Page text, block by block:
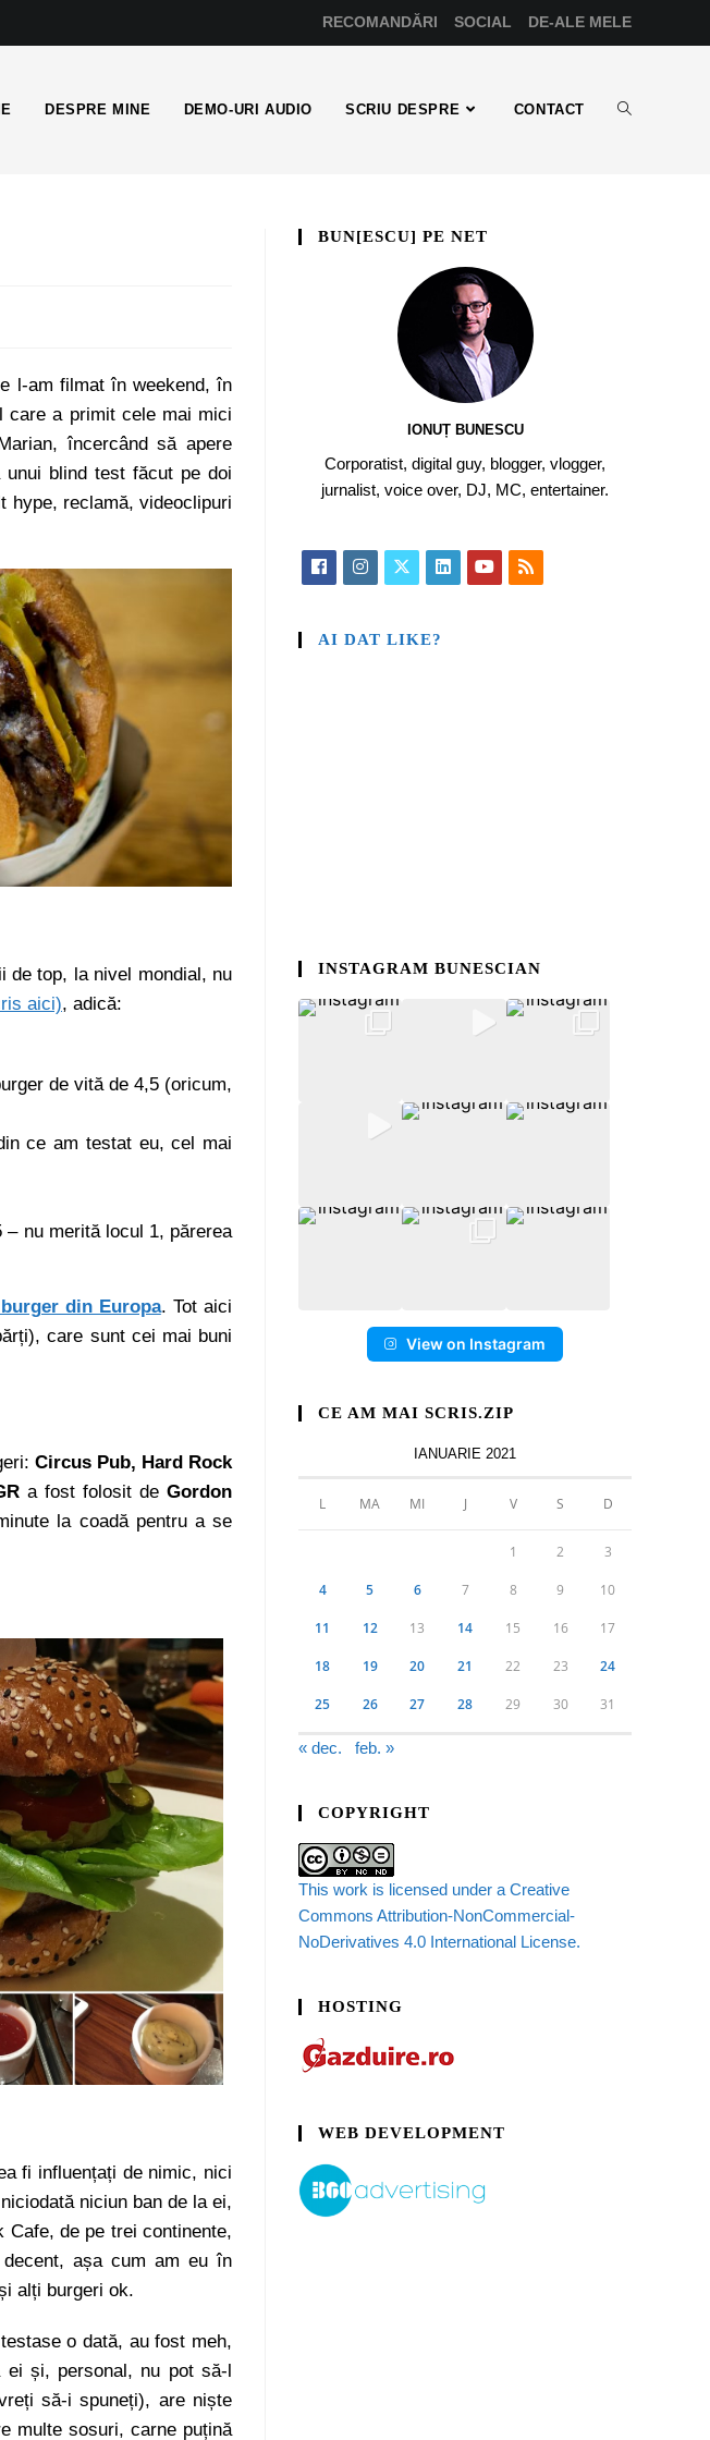
RECOMANDĂRI SOCIAL DE-ALE MELE
DESPRE MINE DEMO-URI AUDIO SCRIU DESPRE CONTACT
l-am filmat în weekend, în
care a primit cele mai mici
încercând să apere
unui blind test făcut pe doi
hype, reclamă, videoclipuri
de top, la nivel mondial, nu
aici), adică:
de vită de 4,5 (oricum,
ce am testat eu, cel mai
nu merită locul 1, părerea
din Europa. Tot aici
care sunt cei mai buni
Circus Pub, Hard Rock
a fost folosit deGordon
la coadă pentru a se
fi influențați de nimic, nici
niciun ban de la ei,
de pe trei continente,
așa cum am eu în
alți burgeri ok.
o dată, au fost meh,
și, personal, nu pot să-l
să-i spuneți), are niște
multe sosuri, carne puțină
BUN[ESCU] PE NET
IONUȚ BUNESCU
Corporatist, digital guy, blogger, vlogger,
jurnalist, voice over, DJ, MC, entertainer.
AI DAT LIKE?
INSTAGRAM BUNESCIAN
View on Instagram
CE AM MAI SCRIS.ZIP
IANUARIE 2021
L MA MI J V S D
1 2 3
4 5 6 7 8 9 10
11 12 13 14 15 16 17
18 19 20 21 22 23 24
25 26 27 28 29 30 31
« dec. feb. »
COPYRIGHT
This work is licensed under a Creative
Commons Attribution-NonCommercial-
NoDerivatives 4.0 International License.
HOSTING
WEB DEVELOPMENT